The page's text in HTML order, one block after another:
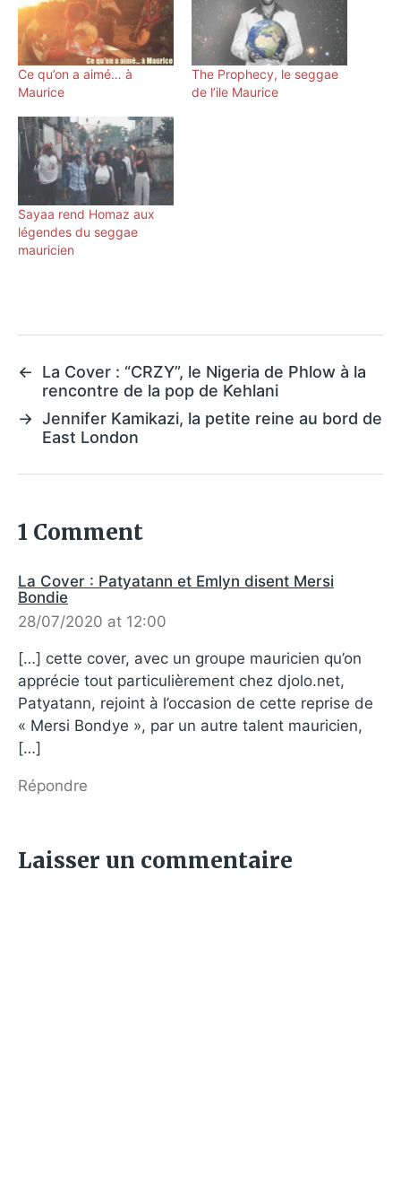
Ce qu’on a aimé… à
Maurice
The Prophecy, le seggae
de l’ile Maurice
Sayaa rend Homaz aux
légendes du seggae
mauricien
←
La Cover : “CRZY”, le Nigeria de Phlow à la
rencontre de la pop de Kehlani
→ Jennifer Kamikazi, la petite reine au bord de
East London
1 Comment
La Cover : Patyatann et Emlyn disent Mersi
Bondie
28/07/2020 at 12:00
[…] cette cover, avec un groupe mauricien qu’on
apprécie tout particulièrement chez djolo.net,
Patyatann, rejoint à l’occasion de cette reprise de
« Mersi Bondye », par un autre talent mauricien,
[…]
Répondre
Laisser un commentaire